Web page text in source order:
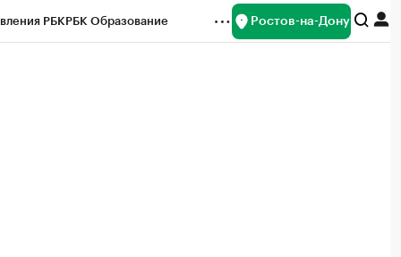
РБКРБК Образование Ростов-на-Дону